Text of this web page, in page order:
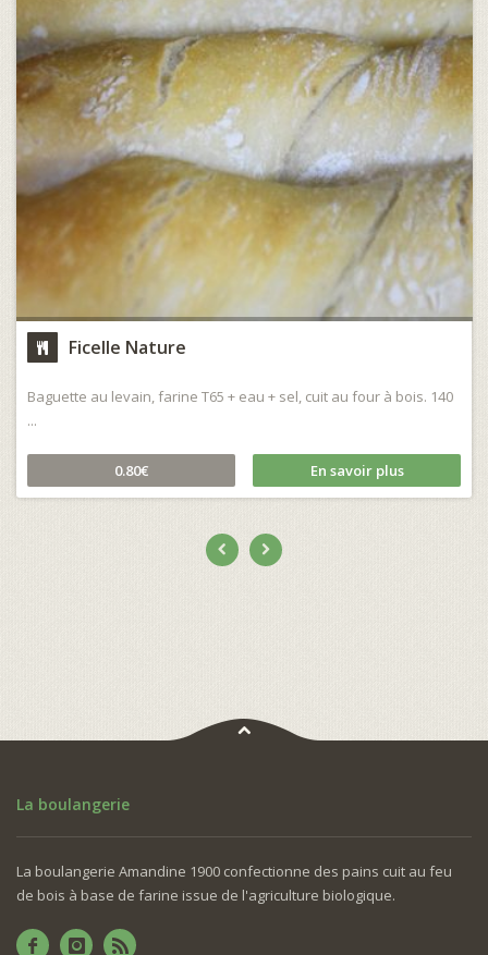
Ficelle Nature
Baguette au levain, farine T65 + eau + sel, cuit au four à bois. 140
...
0.80€ En savoir plus
La boulangerie
La boulangerie Amandine 1900 confectionne des pains cuit au feu
de bois à base de farine issue de l'agriculture biologique.